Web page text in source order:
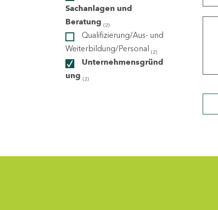
Sachanlagen und
Beratung (2)
Qualifizierung/Aus- und
Weiterbildung/Personal (2)
Unternehmensgründ
ung (2)